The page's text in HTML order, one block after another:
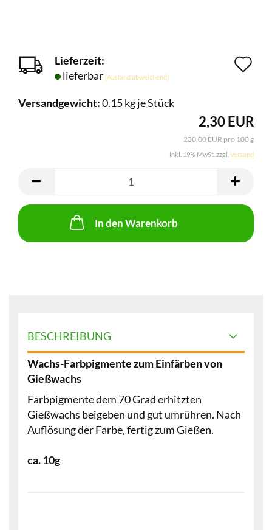
Lieferzeit:
lieferbar (Ausland abweichend)
Versandgewicht:0.15kg je Stück
2,30 EUR
230,00 EUR pro 100 g
inkl. 19% MwSt. zzgl. Versand
In den Warenkorb
BESCHREIBUNG
Wachs-Farbpigmente zum Einfärben von
Gießwachs
Farbpigmente dem 70 Grad erhitzten
Gießwachs beigeben und gut umrühren. Nach
Auflösung der Farbe, fertig zum Gießen.
ca. 10g